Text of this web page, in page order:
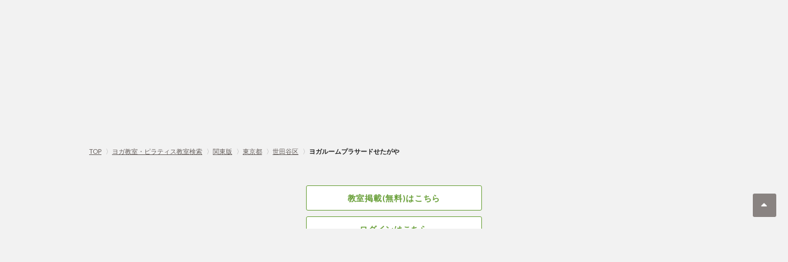
TOP 〉 ヨガ教室・ピラティス教室検索 〉 関東版 〉 東京都 〉 世田谷区 〉 ヨガルームプラサードせたがや
教室掲載(無料)はこちら
ログインはこちら